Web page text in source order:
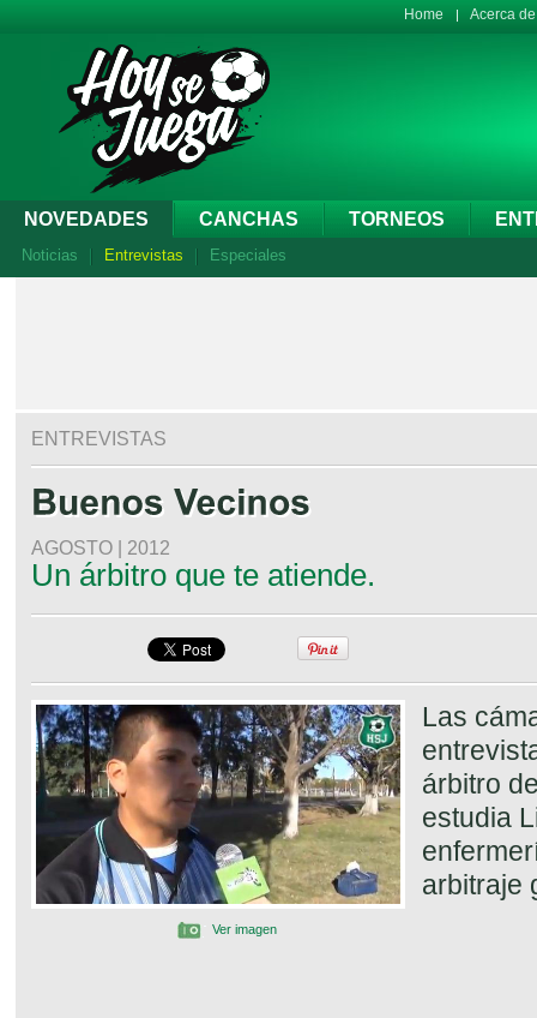
Home Acerca
NOVEDADES CANCHAS TORNEOS
Noticias Entrevistas Especiales
ENTREVISTAS
AGOSTO | 2012
Un árbitro que te atiende.
Ver imagen
Las
árbitro
estudia
arbitraje